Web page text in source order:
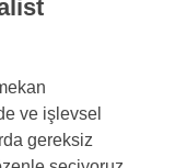
ve işlevsel
gereksiz